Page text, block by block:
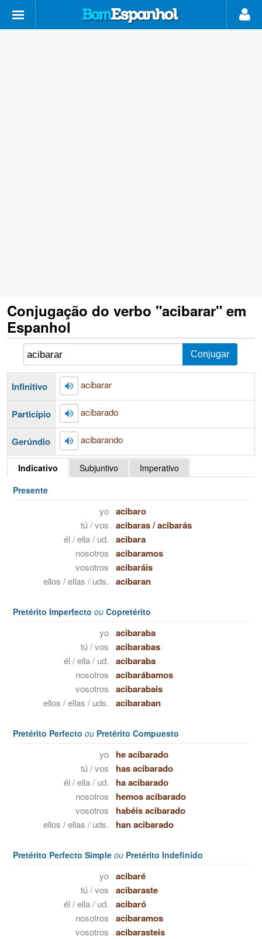
Conjugação do verbo "acibarar" em
Espanhol
Infinitivo acibarar
Particípio acibarado
Gerúndio acibarando
Indicativo Subjuntivo
Imperativo
Presente
yo acibaro
tú / vos acibaras/acibarás
él / ella / ud. acibara
nosotros acibaramos
vosotros acibaráis
ellos / ellas / uds. acibaran
Pretérito Imperfecto ou Copretérito
yo acibaraba
tú / vos acibarabas
él / ella / ud. acibaraba
nosotros acibarábamos
vosotros acibarabais
ellos / ellas / uds. acibaraban
Pretérito Perfecto ou Pretérito Compuesto
yo he acibarado
tú / vos has acibarado
él / ella / ud. ha acibarado
nosotros hemos acibarado
vosotros habéis acibarado
ellos / ellas / uds. han acibarado
Pretérito Perfecto Simple ou Pretérito Indefinido
yo acibaré
tú / vos acibaraste
él / ella / ud. acibaró
nosotros acibaramos
vosotros acibarasteis